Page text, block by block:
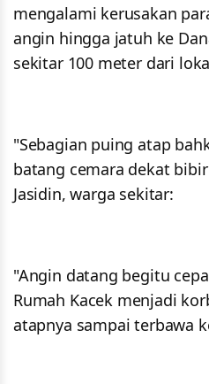
mengalami kerusakan
angin hingga jatuh ke
sekitar 100 meter dari
"Sebagian puing atap
batang cemara dekat
Jasidin, warga sekitar:
"Angin datang begitu
Rumah Kacek menjadi
atapnya sampai terbawa